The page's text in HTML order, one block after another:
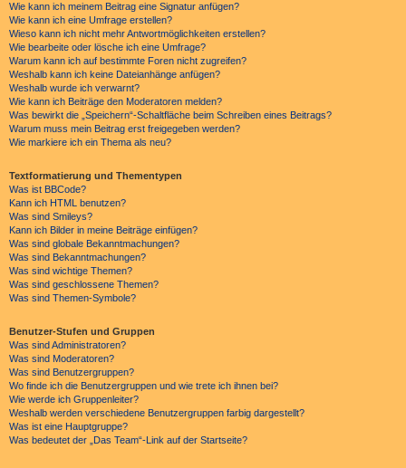
Wie kann ich meinem Beitrag eine Signatur anfügen?
Wie kann ich eine Umfrage erstellen?
Wieso kann ich nicht mehr Antwortmöglichkeiten erstellen?
Wie bearbeite oder lösche ich eine Umfrage?
Warum kann ich auf bestimmte Foren nicht zugreifen?
Weshalb kann ich keine Dateianhänge anfügen?
Weshalb wurde ich verwarnt?
Wie kann ich Beiträge den Moderatoren melden?
Was bewirkt die „Speichern“-Schaltfläche beim Schreiben eines Beitrags?
Warum muss mein Beitrag erst freigegeben werden?
Wie markiere ich ein Thema als neu?
Textformatierung und Thementypen
Was ist BBCode?
Kann ich HTML benutzen?
Was sind Smileys?
Kann ich Bilder in meine Beiträge einfügen?
Was sind globale Bekanntmachungen?
Was sind Bekanntmachungen?
Was sind wichtige Themen?
Was sind geschlossene Themen?
Was sind Themen-Symbole?
Benutzer-Stufen und Gruppen
Was sind Administratoren?
Was sind Moderatoren?
Was sind Benutzergruppen?
Wo finde ich die Benutzergruppen und wie trete ich ihnen bei?
Wie werde ich Gruppenleiter?
Weshalb werden verschiedene Benutzergruppen farbig dargestellt?
Was ist eine Hauptgruppe?
Was bedeutet der „Das Team“-Link auf der Startseite?